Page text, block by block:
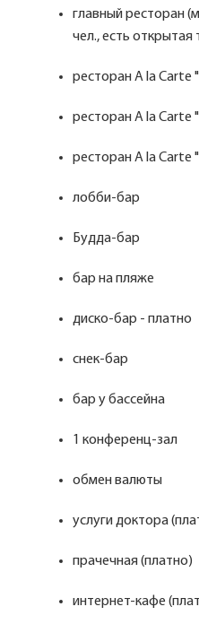
главный ресторан
чел., есть открытая
ресторан A la Carte
ресторан A la Carte
ресторан A la Carte
лобби-бар
Будда-бар
бар на пляже
диско-бар - платно
снек-бар
бар у бассейна
1 конференц-зал
обмен валюты
услуги доктора
прачечная (платно)
интернет-кафе